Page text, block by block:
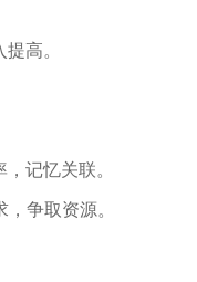
高。
记忆关联。
争取资源。